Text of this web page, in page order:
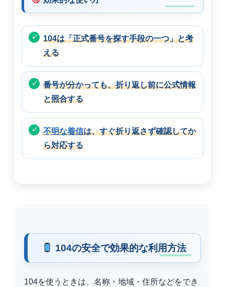
104は「正式番号を探す手段の一つ」と考
える
番号が分かっても、折り返し前に公式情報
と照合する
不明な着信は、すぐ折り返さず確認してか
ら対応する
104の安全で効果的な利用方法
104を使うときは、名称・地域・住所などをでき